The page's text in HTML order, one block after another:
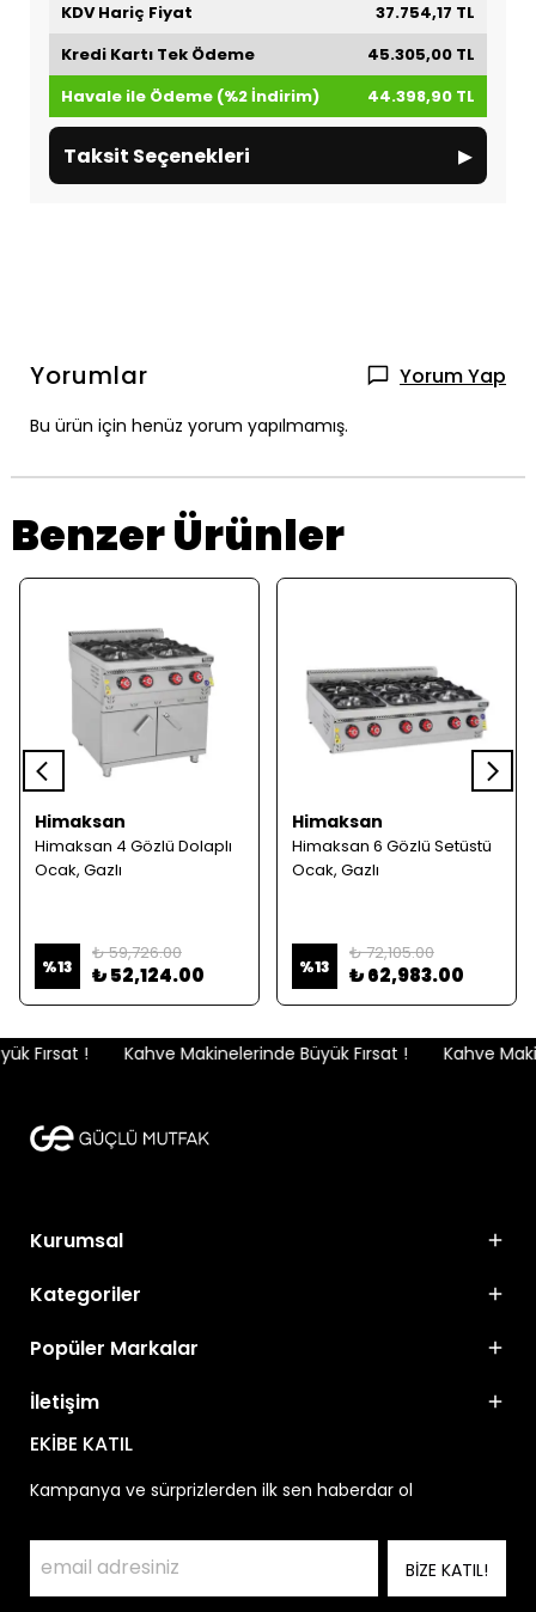
KDV Hariç Fiyat
37.754,17 TL
Kredi Kartı Tek Ödeme
45.305,00 TL
Havale ile Ödeme (%2 İndirim)
44.398,90 TL
Taksit Seçenekleri ▸
Yorumlar Yorum Yap
Bu ürün için henüz yorum yapılmamış.
Benzer Ürünler
Himaksan
Himaksan 4 Gözlü Dolaplı
Ocak, Gazlı
%13
₺ 59,726.00
₺ 52,124.00
Himaksan
Himaksan 6 Gözlü Setüstü
Ocak, Gazlı
%13
₺ 72,105.00
₺ 62,983.00
Fırsat ! Kahve Makinelerinde Büyük Fırsat ! Kahve
Kurumsal
Kategoriler
Popüler Markalar
İletişim
EKİBE KATIL
Kampanya ve sürprizlerden ilk sen haberdar ol
BİZE KATIL!